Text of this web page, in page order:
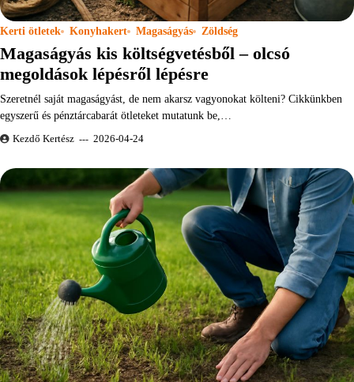
Kerti ötletek Konyhakert Magaságyás Zöldség
Magaságyás kis költségvetésből – olcsó
megoldások lépésről lépésre
Szeretnél saját magaságyást, de nem akarsz vagyonokat költeni? Cikkünkben
egyszerű és pénztárcabarát ötleteket mutatunk be,…
Kezdő Kertész 2026-04-24